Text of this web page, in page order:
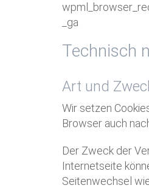
_ga
Technisch
Art und
Wir setzen
Browser auch
Der Zweck der
Internetseite
Seitenwechsel